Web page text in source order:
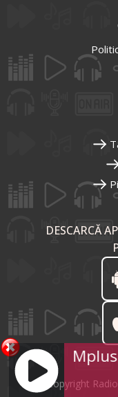
DESCARCĂ
© Copyright
Radio Mplus